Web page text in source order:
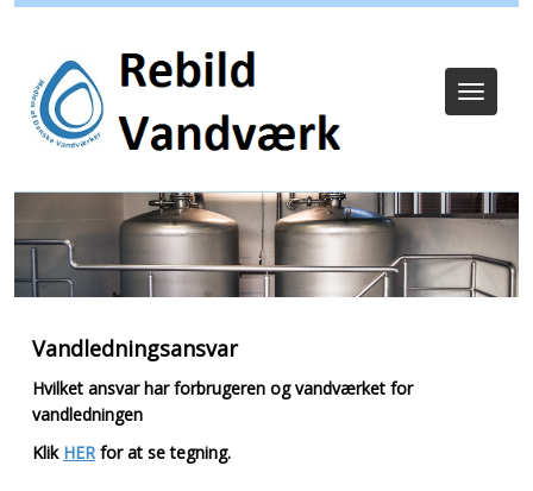
Toggle
Vandledningsansvar
Hvilket ansvar har forbrugeren og vandværket for
vandledningen
Klik HERfor at se tegning.